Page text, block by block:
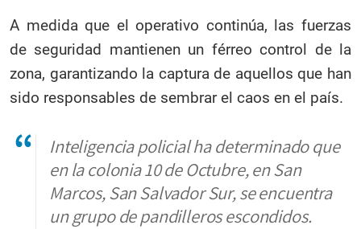
A medida que el operativo continúa, las fuerzas
de seguridad mantienen un férreo control de la
zona, garantizando la captura de aquellos que han
sido responsables de sembrar el caos en el país.
Inteligencia policial ha determinado que
en la colonia 10 de Octubre, en San
Marcos, San Salvador Sur, se encuentra
un grupo de pandilleros escondidos.